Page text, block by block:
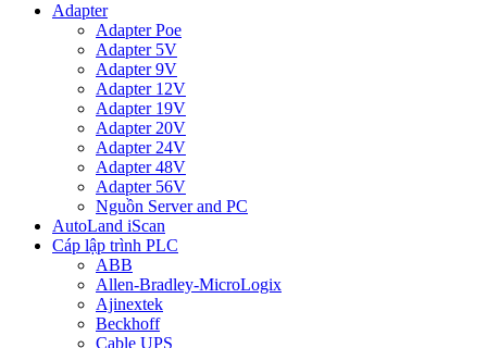
Adapter
Adapter Poe
Adapter 5V
Adapter 9V
Adapter 12V
Adapter 19V
Adapter 20V
Adapter 24V
Adapter 48V
Adapter 56V
Nguồn Server and PC
AutoLand iScan
Cáp lập trình PLC
ABB
Allen-Bradley-MicroLogix
Ajinextek
Beckhoff
Cable UPS